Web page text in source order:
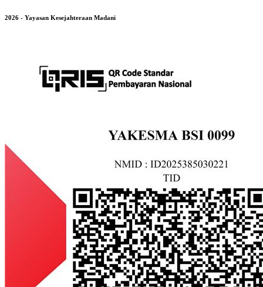
2026 - Yayasan Kesejahteraan Madani